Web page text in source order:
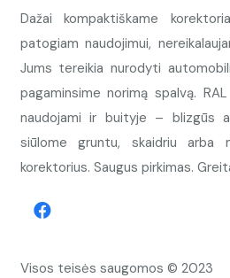
Dažai kompaktiškame
patogiam naudojimui,
Jums tereikia nurodyti
pagaminsime norimą spalvą.
naudojami ir buityje – blizgūs
siūlome gruntu, skaidriu arba
korektorius. Saugus pirkimas.
Visos teisės saugomos © 2023